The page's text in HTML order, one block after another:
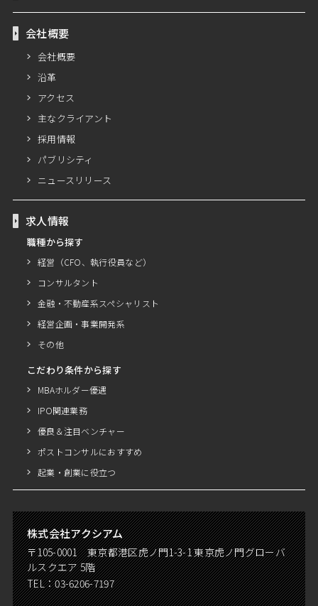
会社概要
会社概要
沿革
アクセス
主なクライアント
採用情報
パブリシティ
ニュースリリース
求人情報
職種から探す
経営（CFO、執行役員など）
コンサルタント
金融・不動産系スペシャリスト
経営企画・事業開発系
その他
こだわり条件から探す
MBAホルダー優遇
IPO関連業務
優良＆注目ベンチャー
ポストコンサルにおすすめ
起業・創業に役立つ
株式会社アクシアム
〒105-0001 東京都港区虎ノ門1-3-1 東京虎ノ門グローバ
ルスクエア 5階
TEL：03-6206-7197